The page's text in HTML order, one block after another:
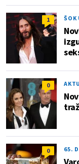
1 ŠOK
0
0 65.